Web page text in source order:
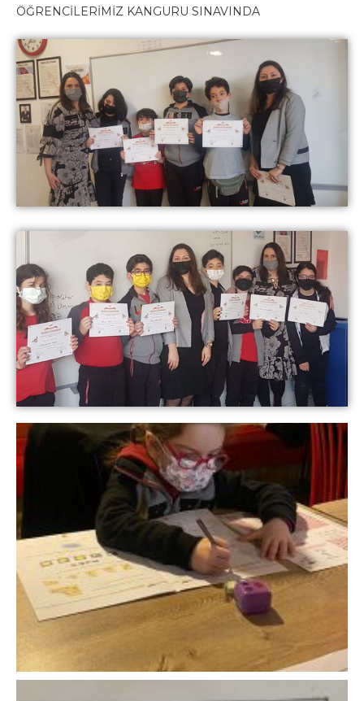
ÖĞRENCİLERİMİZ KANGURU SINAVINDA